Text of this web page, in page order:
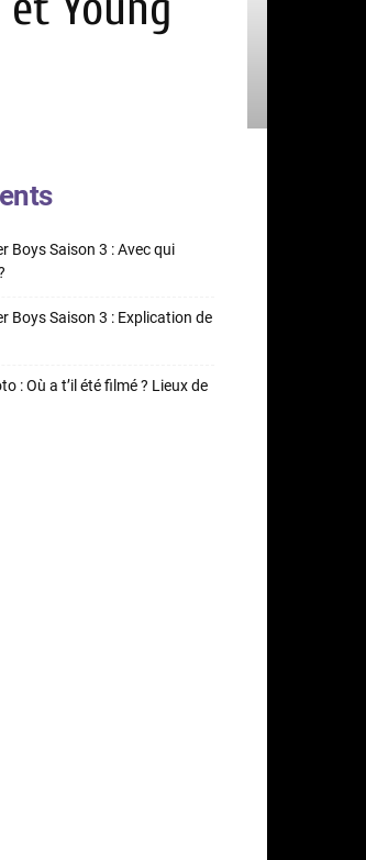
Boys Saison 3 : Avec qui
Boys Saison 3 : Explication de
: Où a t’il été filmé ? Lieux de